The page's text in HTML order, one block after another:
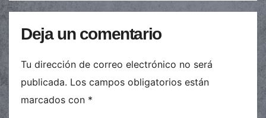
Deja un comentario
Tu dirección de correo electrónico no será
publicada. Los campos obligatorios están
marcados con *